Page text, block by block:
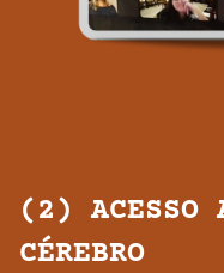
(2) ACESSO
CÉREBRO